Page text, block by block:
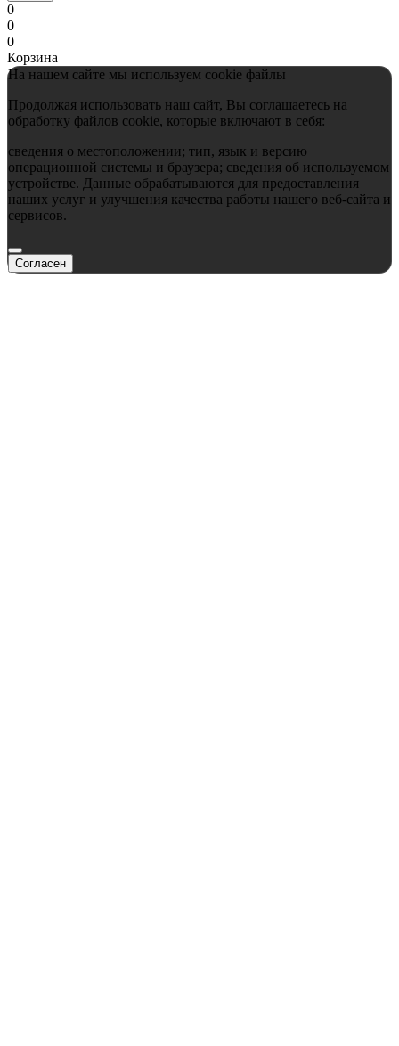
0
0
0
Корзина
На нашем сайте мы используем cookie файлы
Продолжая использовать наш сайт, Вы соглашаетесь на
обработку файлов cookie, которые включают в себя:
сведения о местоположении; тип, язык и версию
операционной системы и браузера; сведения об используемом
устройстве. Данные обрабатываются для предоставления
наших услуг и улучшения качества работы нашего веб-сайта и
сервисов.
Согласен